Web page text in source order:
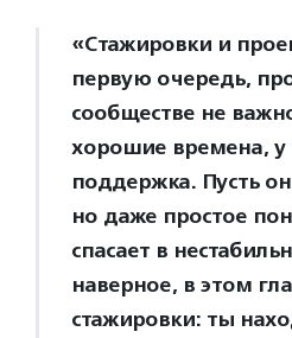
«Стажировки и
первую очередь,
сообществе не
хорошие времена, у
поддержка. Пусть
но даже простое
спасает в
наверное, в этом
стажировки: ты